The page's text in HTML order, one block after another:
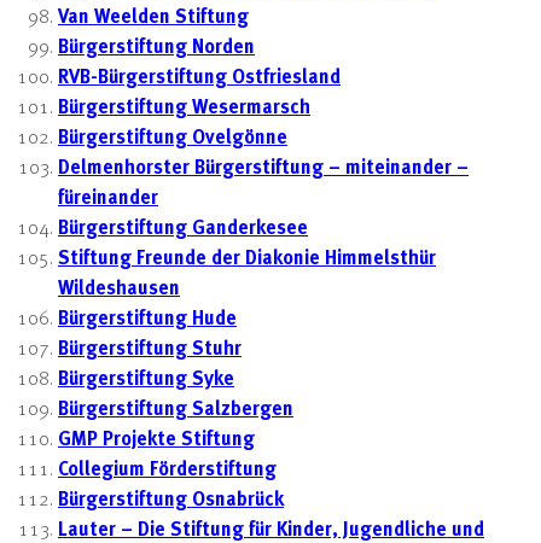
Van Weelden Stiftung
Bürgerstiftung Norden
RVB-Bürgerstiftung Ostfriesland
Bürgerstiftung Wesermarsch
Bürgerstiftung Ovelgönne
Delmenhorster Bürgerstiftung – miteinander –
füreinander
Bürgerstiftung Ganderkesee
Stiftung Freunde der Diakonie Himmelsthür
Wildeshausen
Bürgerstiftung Hude
Bürgerstiftung Stuhr
Bürgerstiftung Syke
Bürgerstiftung Salzbergen
GMP Projekte Stiftung
Collegium Förderstiftung
Bürgerstiftung Osnabrück
Lauter – Die Stiftung für Kinder, Jugendliche und